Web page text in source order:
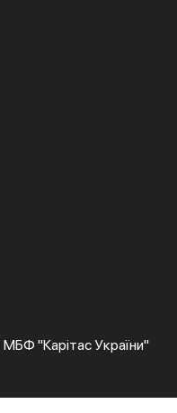
"Карітас України"